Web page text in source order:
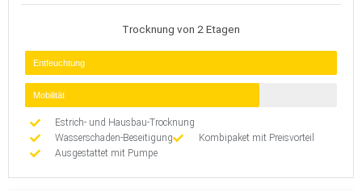
Trocknung von 2 Etagen
Entfeuchtung
Mobilität
Estrich- und Hausbau-Trocknung
Wasserschaden-Beseitigung
Kombipaket mit Preisvorteil
Ausgestattet mit Pumpe